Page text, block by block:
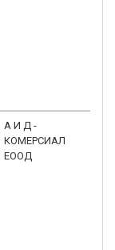
А И Д -
КОМЕРСИАЛ
ЕООД